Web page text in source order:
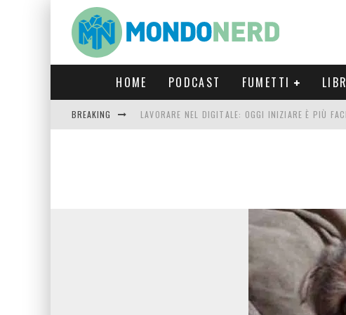
HOME PODCAST FUMETTI
BREAKING LAVORARE NEL DIGITALE: OGGI INIZIARE È PIÙ